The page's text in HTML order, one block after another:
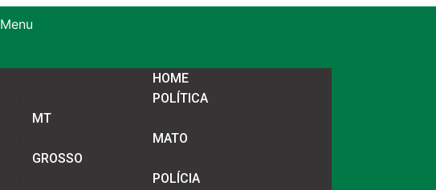
Menu
HOME
POLÍTICA
MT
MATO
GROSSO
POLÍCIA